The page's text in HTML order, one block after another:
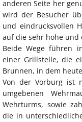
anderen Seite her
wird der Besucher
und eindrucksvollen
auf die sehr hohe und
Beide Wege führen
einer Grillstelle, die
Brunnen, in dem
Von der Vorburg ist
umgebenen
Wehrturms, sowie
die in